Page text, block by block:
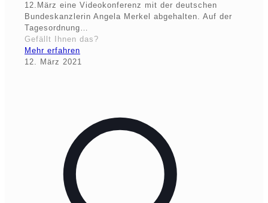
12.März eine Videokonferenz mit der deutschen
Bundeskanzlerin Angela Merkel abgehalten. Auf der
Tagesordnung…
Gefällt Ihnen das?
Mehr erfahren
12. März 2021